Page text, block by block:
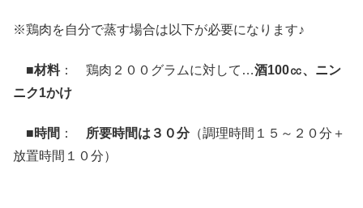
※鶏肉を自分で蒸す場合は以下が必要になります♪
■材料： 鶏肉２００グラムに対して…酒100㏄、ニン
ニク1かけ
■時間 ： 所要時間は３０分（調理時間１５～２０分＋
放置時間１０分）